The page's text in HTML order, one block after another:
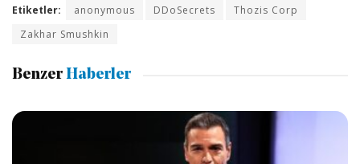
Etiketler: anonymous DDoSecrets
Thozis Corp
Zakhar Smushkin
Benzer Haberler